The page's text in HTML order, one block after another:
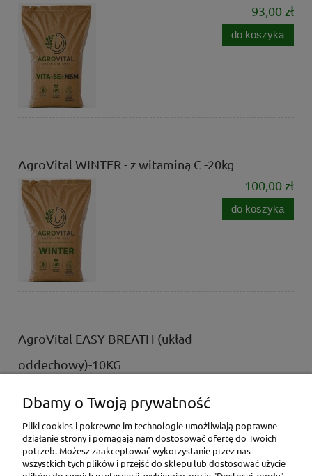
93,00 zł
do koszyka
AgroVital WINTER - z witaminą C -20kg
100,00 zł
do koszyka
AgroVital EASY BREATH (układ
oddechowy)-10KG
Dbamy o Twoją prywatność
Pliki cookies i pokrewne im technologie umożliwiają poprawne
działanie strony i pomagają nam dostosować ofertę do Twoich
potrzeb. Możesz zaakceptować wykorzystanie przez nas
wszystkich tych plików i przejść do sklepu lub dostosować użycie